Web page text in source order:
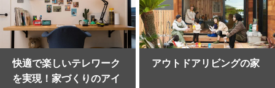
快適で楽しいテレワーク
を実現！家づくりのアイ
アウトドアリビングの家